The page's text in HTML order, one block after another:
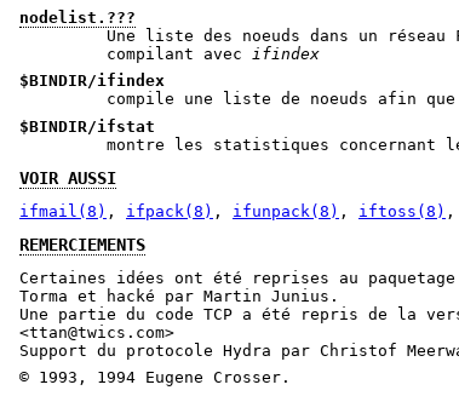
nodelist.???
Une liste des noeuds dans un réseau
compilant avec
ifindex
$BINDIR/ifindex
compile une liste de noeuds afin que
$BINDIR/ifstat
montre les statistiques concernant
VOIR AUSSI
ifmail(8) , ifpack(8) , ifunpack(8) , iftoss(8) ,
REMERCIEMENTS
Certaines idées ont été reprises au
Torma et hacké par Martin Junius.
Une partie du code TCP a été repris de la
<ttan@twics.com>
Support du protocole Hydra par Christof
© 1993, 1994 Eugene Crosser.